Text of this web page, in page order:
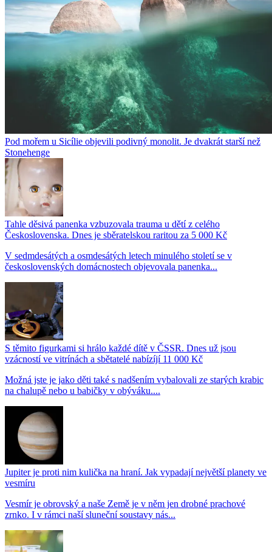
Pod mořem u Sicílie objevili podivný monolit. Je dvakrát starší než
Stonehenge
Tahle děsivá panenka vzbuzovala trauma u dětí z celého
Československa. Dnes je sběratelskou raritou za 5 000 Kč
V sedmdesátých a osmdesátých letech minulého století se v
československých domácnostech objevovala panenka...
S těmito figurkami si hrálo každé dítě v ČSSR. Dnes už jsou
vzácností ve vitrínách a sbětatelé nabízíjí 11 000 Kč
Možná jste je jako děti také s nadšením vybalovali ze starých krabic
na chalupě nebo u babičky v obýváku....
Jupiter je proti nim kulička na hraní. Jak vypadají největší planety ve
vesmíru
Vesmír je obrovský a naše Země je v něm jen drobné prachové
zrnko. I v rámci naší sluneční soustavy nás...